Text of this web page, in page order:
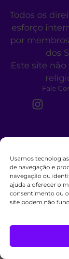
Usamos
de navegação e
navegação ou
ajuda a oferecer o
consentimento ou
site podem não
Todos os
esforço
por
dos
Este site
Fale